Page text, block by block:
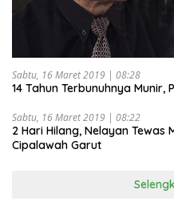
Sabtu, 16 Maret 2019 | 08:28
14 Tahun Terbunuhnya Munir,
Sabtu, 16 Maret 2019 | 08:22
2 Hari Hilang, Nelayan Tewas
Cipalawah Garut